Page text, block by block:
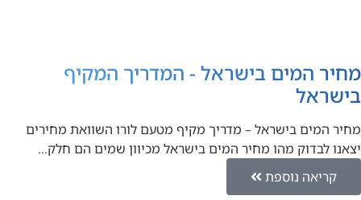
מחיר המים בישראל - המדריך המקיף
בישראל
מחיר המים בישראל – מדריך מקיף מטעם לורו השוואת מחירים
יצאנו לבדוק מהו מחיר המים בישראל מכיוון שמים הם חלק…
קריאה נוספת